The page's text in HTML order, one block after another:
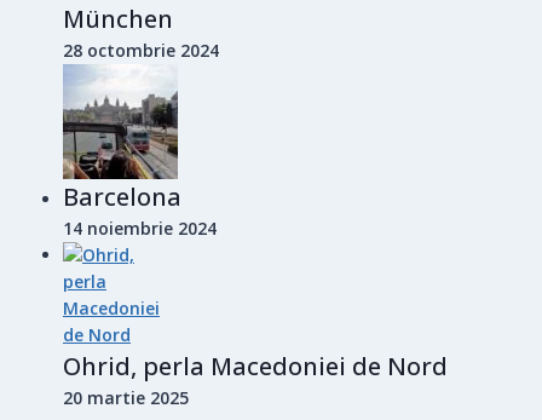
München
28 octombrie 2024
Barcelona
14 noiembrie 2024
Ohrid, perla Macedoniei de Nord
20 martie 2025